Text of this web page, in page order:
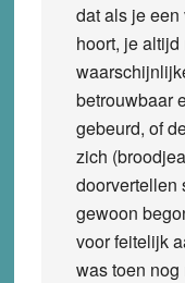
dat als je
hoort, je
betrouwbaar
gebeurd, of
zich
doorvertellen
gewoon
voor feitelijk
was toen